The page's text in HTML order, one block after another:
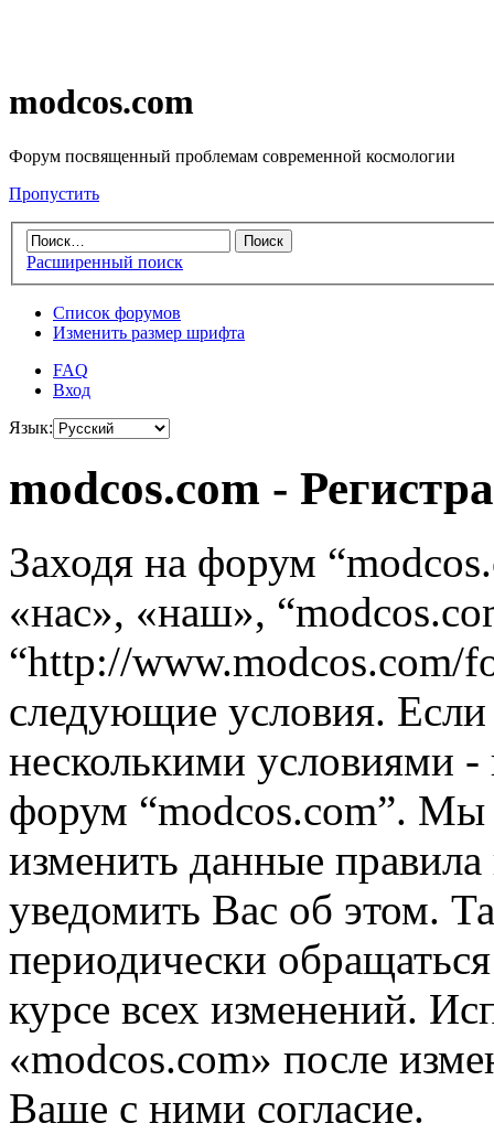
modcos.com
Форум посвященный проблемам современной космологии
Пропустить
Расширенный поиск
Список форумов
Изменить размер шрифта
FAQ
Вход
Язык:
modcos.com -
Заходя на форум
«нас», «наш»,
“http://www.modcos.com/
следующие условия.
несколькими условиями -
форум “modcos.com”. Мы
изменить данные
уведомить Вас об этом.
периодически
курсе всех изменений.
«modcos.com» после
Ваше с ними согласие.